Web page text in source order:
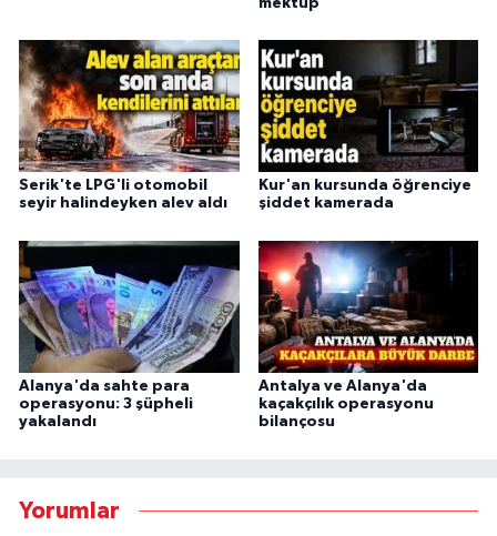
Serik'te LPG'li otomobil
seyir halindeyken alev aldı
Kur'an kursunda öğrenciye
şiddet kamerada
Alanya'da sahte para
operasyonu: 3 şüpheli
yakalandı
Antalya ve Alanya'da
kaçakçılık operasyonu
bilançosu
Yorumlar